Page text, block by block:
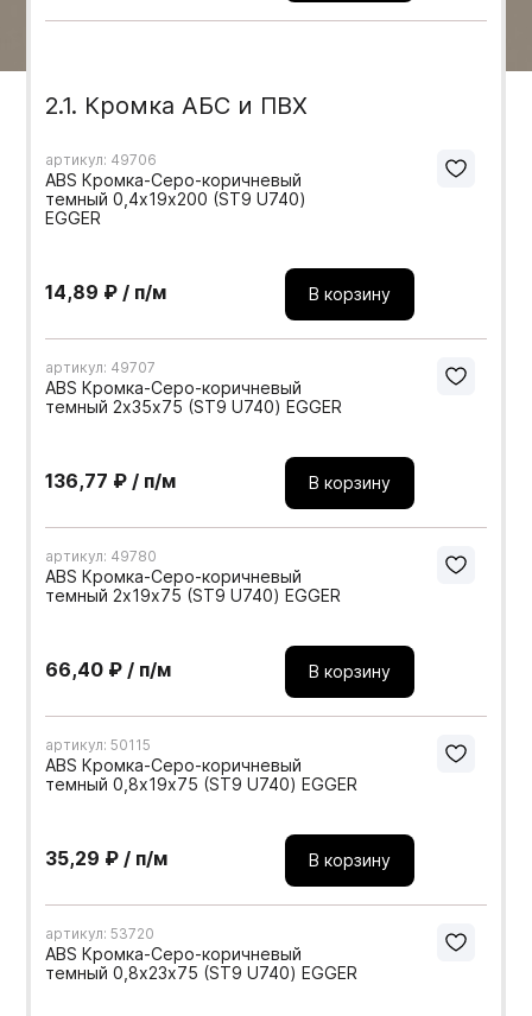
2.1. Кромка АБС и ПВХ
артикул: 49706
ABS Кромка-Серо-коричневый
темный 0,4х19х200 (ST9 U740)
EGGER
14,89 ₽ / п/м В корзину
артикул: 49707
ABS Кромка-Серо-коричневый
темный 2х35х75 (ST9 U740) EGGER
136,77 ₽ / п/м В корзину
артикул: 49780
ABS Кромка-Серо-коричневый
темный 2х19х75 (ST9 U740) EGGER
66,40 ₽ / п/м В корзину
артикул: 50115
ABS Кромка-Серо-коричневый
темный 0,8х19х75 (ST9 U740) EGGER
35,29 ₽ / п/м В корзину
артикул: 53720
ABS Кромка-Серо-коричневый
темный 0,8х23х75 (ST9 U740) EGGER